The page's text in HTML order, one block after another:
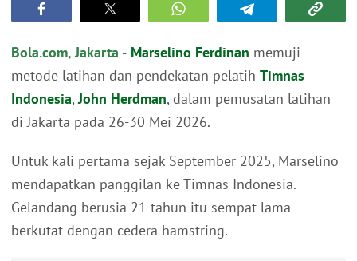
Bola.com, Jakarta - Marselino Ferdinan memuji
metode latihan dan pendekatan pelatih Timnas
Indonesia,John Herdman, dalam pemusatan latihan
di Jakarta pada 26-30 Mei 2026.
Untuk kali pertama sejak September 2025, Marselino
mendapatkan panggilan ke Timnas Indonesia.
Gelandang berusia 21 tahun itu sempat lama
berkutat dengan cedera hamstring.